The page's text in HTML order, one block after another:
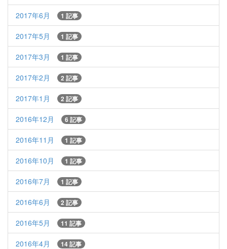
2017年6月 1 記事
2017年5月 1 記事
2017年3月 1 記事
2017年2月 2 記事
2017年1月 2 記事
2016年12月 6 記事
2016年11月 1 記事
2016年10月 1 記事
2016年7月 1 記事
2016年6月 2 記事
2016年5月 11 記事
2016年4月 14 記事